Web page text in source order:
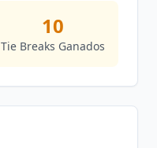
10
Tie Breaks Ganados